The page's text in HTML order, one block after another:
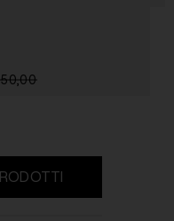
in suede